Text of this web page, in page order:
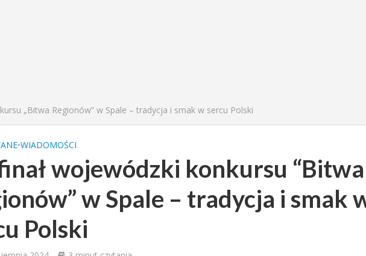
„Bitwa Regionów” w Spale – tradycja i smak w sercu Polski
•WIADOMOŚCI
wojewódzki konkursu “Bitwa
w Spale – tradycja i smak
Polski